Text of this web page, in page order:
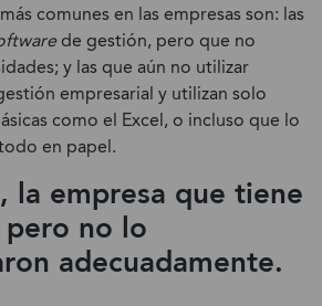
comunes en las empresas son: las
de gestión, pero que no
y las que aún no utilizar
empresarial y utilizan solo
como el Excel, o incluso que lo
en papel.
la empresa que tiene
no lo
adecuadamente.